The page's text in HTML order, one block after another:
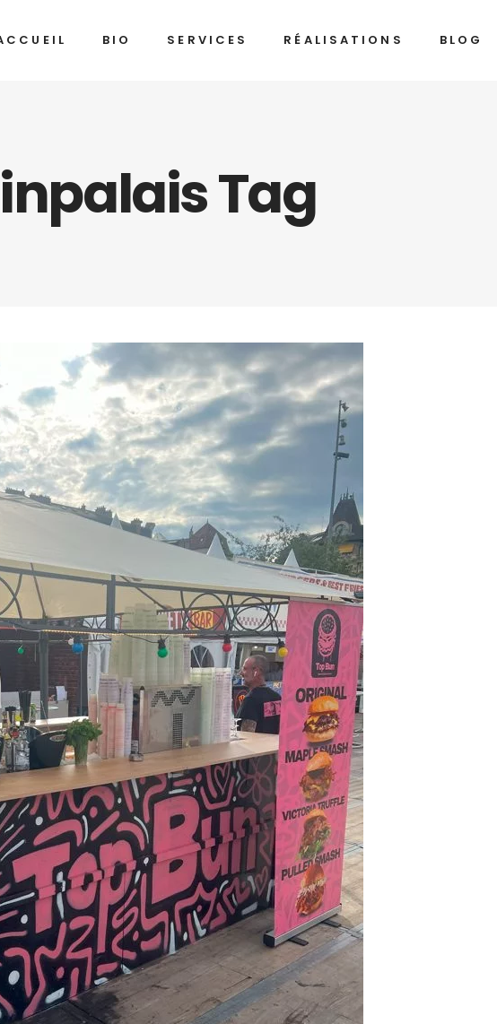
BIO SERVICES RÉALISATIONS BLOG
Tag